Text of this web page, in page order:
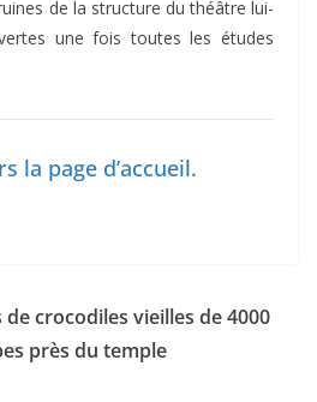
de la structure du théâtre lui-
une fois toutes les études
la page d’accueil.
crocodiles vieilles de 4000
près du temple